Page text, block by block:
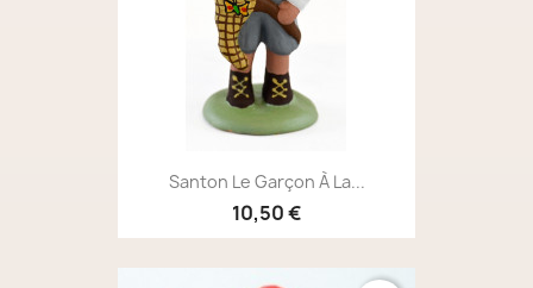
Santon Le Garçon À La...
10,50 €